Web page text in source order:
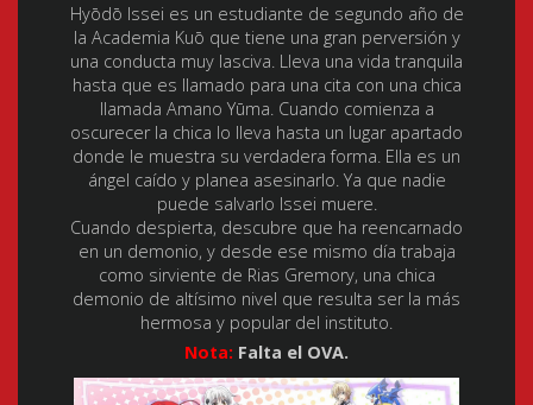
Hyōdō Issei es un estudiante de segundo año de
la Academia Kuō que tiene una gran perversión y
una conducta muy lasciva. Lleva una vida tranquila
hasta que es llamado para una cita con una chica
llamada Amano Yūma . Cuando comienza a
oscurecer la chica lo lleva hasta un lugar apartado
donde le muestra su verdadera forma. Ella es un
ángel caído y planea asesinarlo. Ya que nadie
puede salvarlo Issei muere.
Cuando despierta, descubre que ha reencarnado
en un demonio, y desde ese mismo día trabaja
como sirviente de Rias Gremory, una chica
demonio de altísimo nivel que resulta ser la más
hermosa y popular del instituto.
Nota: Falta el OVA.